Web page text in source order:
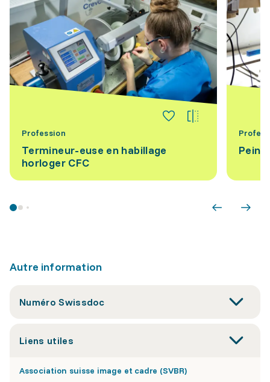
Profession
Termineur-euse en habillage
horloger CFC
Autre information
Numéro Swissdoc
Liens utiles
Association suisse image et cadre (SVBR)